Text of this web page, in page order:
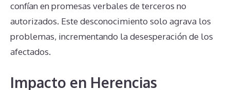
confían en promesas verbales de terceros no
autorizados. Este desconocimiento solo agrava los
problemas, incrementando la desesperación de los
afectados.
Impacto en Herencias